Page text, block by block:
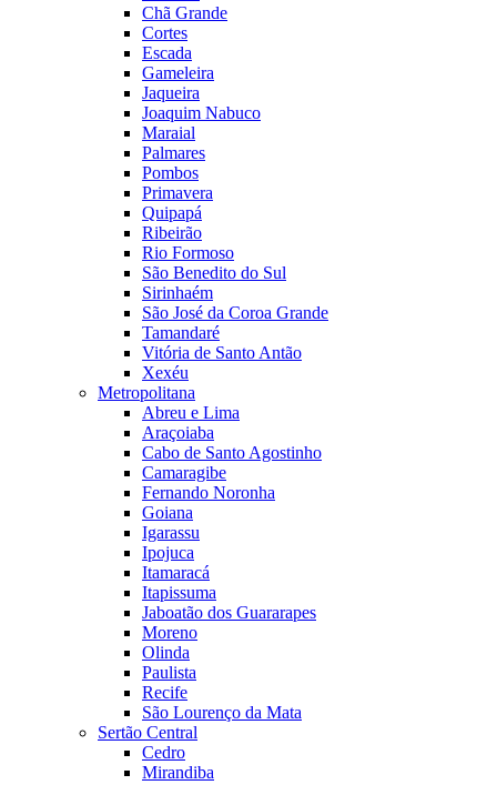
Chã Grande
Cortes
Escada
Gameleira
Jaqueira
Joaquim Nabuco
Maraial
Palmares
Pombos
Primavera
Quipapá
Ribeirão
Rio Formoso
São Benedito do Sul
Sirinhaém
São José da Coroa Grande
Tamandaré
Vitória de Santo Antão
Xexéu
Metropolitana
Abreu e Lima
Araçoiaba
Cabo de Santo Agostinho
Camaragibe
Fernando Noronha
Goiana
Igarassu
Ipojuca
Itamaracá
Itapissuma
Jaboatão dos Guararapes
Moreno
Olinda
Paulista
Recife
São Lourenço da Mata
Sertão Central
Cedro
Mirandiba